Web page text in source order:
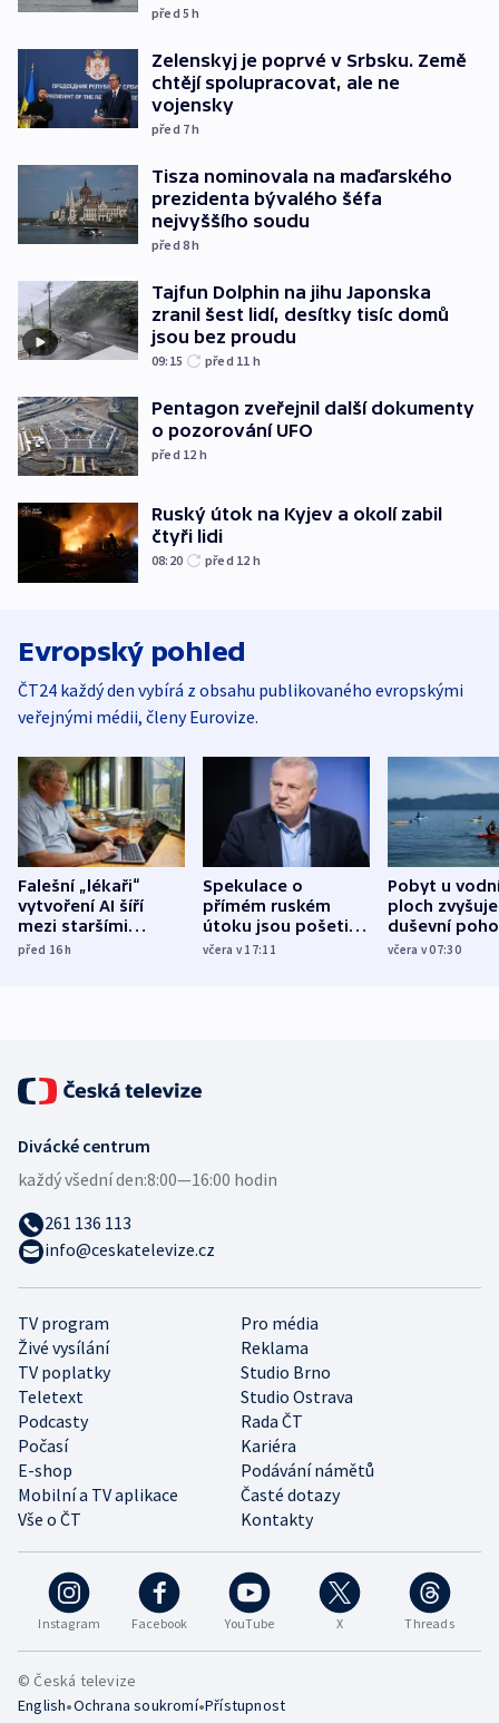
před 5h
Zelenskyj je poprvé v Srbsku. Země
chtějí spolupracovat, ale ne
vojensky
před 7h
Tisza nominovala na maďarského
prezidenta bývalého šéfa
nejvyššího soudu
před 8h
Tajfun Dolphin na jihu Japonska
zranil šest lidí, desítky tisíc domů
jsou bez proudu
09:15 před 11 h
Pentagon zveřejnil další dokumenty
o pozorování UFO
před 12 h
Ruský útok na Kyjev a okolí zabil
čtyři lidi
08:20 před 12 h
Evropský pohled
ČT24 každý den vybírá z obsahu publikovaného evropskými
veřejnými médii, členy Eurovize.
Falešní „lékaři“
vytvoření AI šíří
mezi staršími
Poláky nebezpečné
před 16h
Spekulace o
přímém ruském
útoku jsou pošetilé,
míní estonský
včera v 17:11
Pobyt u
ploch zvyšuje
duševní
ukázala
včera v 07:30
Instagram Facebook YouTube X Threads
TV program
Pro média
Živé vysílání
Reklama
TV poplatky
Studio Brno
Teletext
Studio Ostrava
Podcasty
Rada ČT
Počasí
Kariéra
E-shop
Podávání námětů
Mobilní a TV aplikace
Časté dotazy
Vše o ČT
Kontakty
Divácké centrum
každý všední den:8:00—16:00 hodin
261 136 113
info@ceskatelevize.cz
© Česká televize
English•Ochrana soukromí•Přístupnost